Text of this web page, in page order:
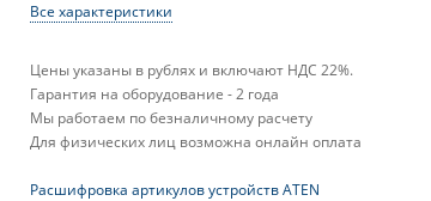
Все характеристики
Цены указаны в рублях и включают НДС 22%.
Гарантия на оборудование - 2 года
Мы работаем по безналичному расчету
Для физических лиц возможна онлайн оплата
Расшифровка артикулов устройств ATEN